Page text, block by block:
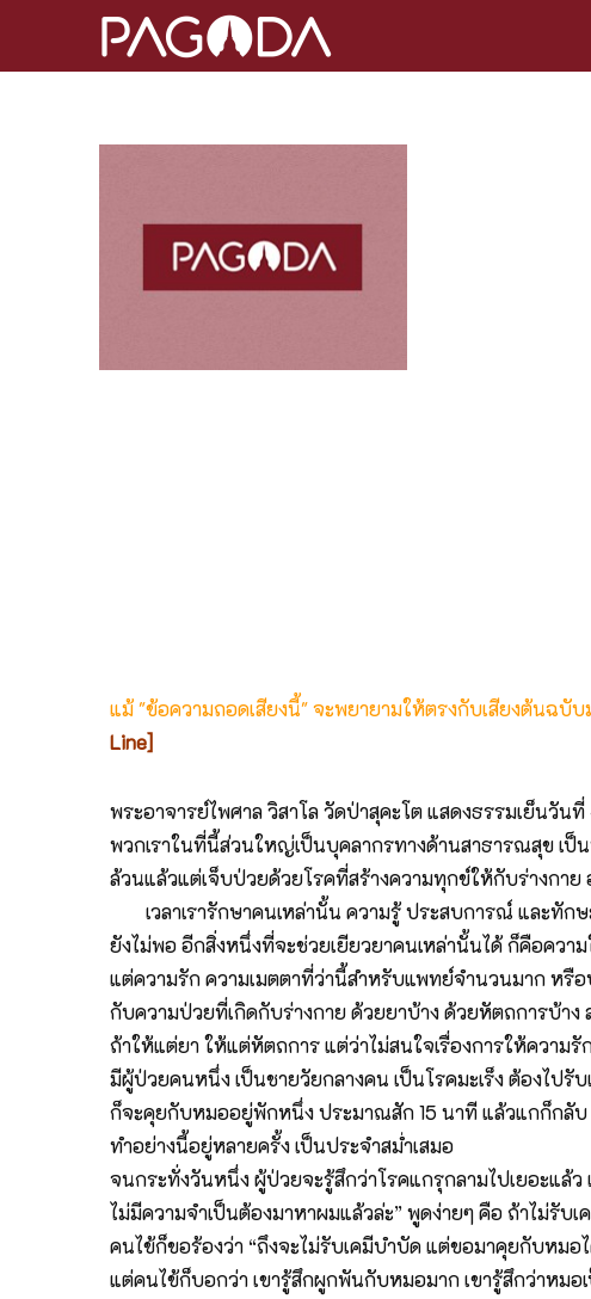
แม้ "ข้อความถอดเสียงนี้" จะพยายามให้ตรงกับเสียงต้นฉ
Line]
พระอาจารย์ไพศาล วิสาโล วัดป่าสุคะโต แสดงธรรมเย็นวัน
พวกเราในที่นี้ส่วนใหญ่เป็นบุคลากรทางด้านสาธารณสุข เป็
ล้วนแล้วแต่เจ็บป่วยด้วยโรคที่สร้างความทุกข์ให้กับร่างกาย
เวลาเรารักษาคนเหล่านั้น ความรู้ ประสบการณ์ และทั
ยังไม่พอ อีกสิ่งหนึ่งที่จะช่วยเยียวยาคนเหล่านั้นได้ ก็คือควา
แต่ความรัก ความเมตตาที่ว่านี้สำหรับแพทย์จำนวนมาก หรื
กับความป่วยที่เกิดกับร่างกาย ด้วยยาบ้าง ด้วยหัตถการบ้า
ถ้าให้แต่ยา ให้แต่หัตถการ แต่ว่าไม่สนใจเรื่องการให้ความ
มีผู้ป่วยคนหนึ่ง เป็นชายวัยกลางคน เป็นโรคมะเร็ง ต้องไป
ก็จะคุยกับหมออยู่พักหนึ่ง ประมาณสัก 15 นาที แล้วแกก็กลับ
ทำอย่างนี้อยู่หลายครั้ง เป็นประจำสม่ำเสมอ
จนกระทั่งวันหนึ่ง ผู้ป่วยจะรู้สึกว่าโรคแกรุกลามไปเยอะแ
ไม่มีความจำเป็นต้องมาหาผมแล้วล่ะ” พูดง่ายๆ คือ ถ้าไม่รับ
คนไข้ก็ขอร้องว่า “ถึงจะไม่รับเคมีบำบัด แต่ขอมาคุยกับหมอ
แต่คนไข้ก็บอกว่า เขารู้สึกผูกพันกับหมอมาก เขารู้สึกว่าหมอ